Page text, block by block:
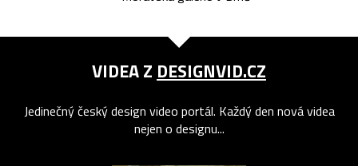
VIDEA Z DESIGNVID.CZ
Jedinečný český design video portál. Každý den nová videa
nejen o designu...